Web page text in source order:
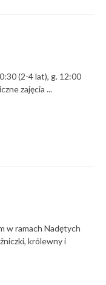
„ARS POETICA” /
DLA KOBIET
SENIORÓW
(2-4 lat), g. 12:00
zajęcia ...
w ramach Nadętych
królewny i